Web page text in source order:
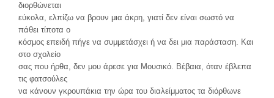
διορθώνεται
εύκολα, ελπίζω να βρουν μια άκρη, γιατί δεν είναι σωστό να
πάθει τίποτα ο
κόσμος επειδή πήγε να συμμετάσχει ή να δει μια παράσταση. Και
στο σχολείο
σας που ήρθα, δεν μου άρεσε για Μουσικό. Βέβαια, όταν έβλεπα
τις φατσούλες
να κάνουν γκρουπάκια την ώρα του διαλείμματος τα διόρθωνε